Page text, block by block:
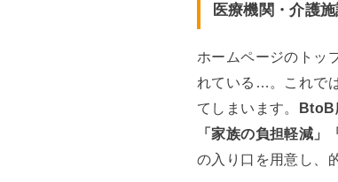
医療機関・介護
ホームページのトッ
れている…。これで
てしまいます。 BtoB
「家族の負担軽減」
の入り口を用意し、